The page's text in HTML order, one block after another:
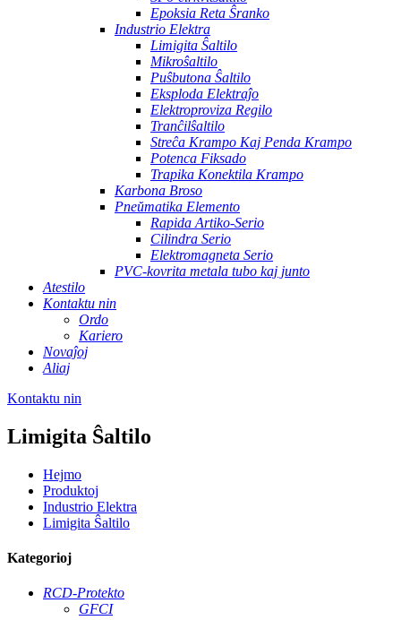
Epoksia Reta Ŝranko
Industrio Elektra
Limigita Ŝaltilo
Mikroŝaltilo
Puŝbutona Ŝaltilo
Eksploda Elektraĵo
Elektroproviza Regilo
Tranĉilŝaltilo
Streĉa Krampo Kaj Penda Krampo
Potenca Fiksado
Trapika Konektila Krampo
Karbona Broso
Pneŭmatika Elemento
Rapida Artiko-Serio
Cilindra Serio
Elektromagneta Serio
PVC-kovrita metala tubo kaj junto
Atestilo
Kontaktu nin
Ordo
Kariero
Novaĵoj
Aliaj
Kontaktu nin
Limigita Ŝaltilo
Hejmo
Produktoj
Industrio Elektra
Limigita Ŝaltilo
Kategorioj
RCD-Protekto
GFCI